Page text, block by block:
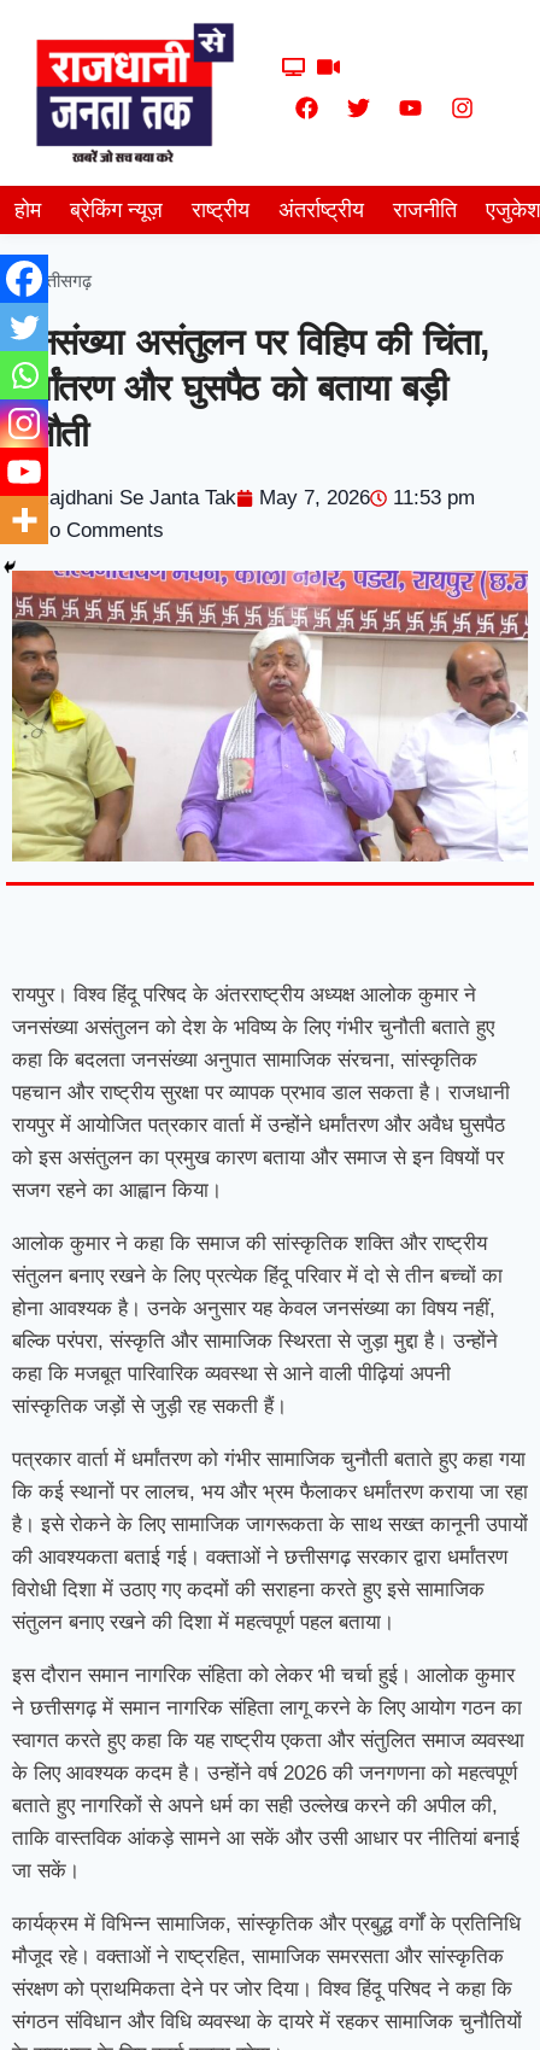
होम ब्रेकिंग न्यूज़ राष्ट्रीय अंतर्राष्ट्रीय राजनीति
छत्तीसगढ़
जनसंख्या असंतुलन पर विहिप की चिंता,
धर्मांतरण और घुसपैठ को बताया बड़ी
चुनौती
Rajdhani Se Janta Tak May 7, 2026
11:53 pm
No Comments
रायपुर। विश्व हिंदू परिषद के अंतरराष्ट्रीय अध्यक्ष आलोक कुमार ने
जनसंख्या असंतुलन को देश के भविष्य के लिए गंभीर चुनौती बताते हुए
कहा कि बदलता जनसंख्या अनुपात सामाजिक संरचना, सांस्कृतिक
पहचान और राष्ट्रीय सुरक्षा पर व्यापक प्रभाव डाल सकता है। राजधानी
रायपुर में आयोजित पत्रकार वार्ता में उन्होंने धर्मांतरण और अवैध घुसपैठ
को इस असंतुलन का प्रमुख कारण बताया और समाज से इन विषयों पर
सजग रहने का आह्वान किया।
आलोक कुमार ने कहा कि समाज की सांस्कृतिक शक्ति और राष्ट्रीय
संतुलन बनाए रखने के लिए प्रत्येक हिंदू परिवार में दो से तीन बच्चों का
होना आवश्यक है। उनके अनुसार यह केवल जनसंख्या का विषय नहीं,
बल्कि परंपरा, संस्कृति और सामाजिक स्थिरता से जुड़ा मुद्दा है। उन्होंने
कहा कि मजबूत पारिवारिक व्यवस्था से आने वाली पीढ़ियां अपनी
सांस्कृतिक जड़ों से जुड़ी रह सकती हैं।
पत्रकार वार्ता में धर्मांतरण को गंभीर सामाजिक चुनौती बताते हुए कहा गया
कि कई स्थानों पर लालच, भय और भ्रम फैलाकर धर्मांतरण कराया जा रहा
है। इसे रोकने के लिए सामाजिक जागरूकता के साथ सख्त कानूनी उपायों
की आवश्यकता बताई गई। वक्ताओं ने छत्तीसगढ़ सरकार द्वारा धर्मांतरण
विरोधी दिशा में उठाए गए कदमों की सराहना करते हुए इसे सामाजिक
संतुलन बनाए रखने की दिशा में महत्वपूर्ण पहल बताया।
इस दौरान समान नागरिक संहिता को लेकर भी चर्चा हुई। आलोक कुमार
ने छत्तीसगढ़ में समान नागरिक संहिता लागू करने के लिए आयोग गठन का
स्वागत करते हुए कहा कि यह राष्ट्रीय एकता और संतुलित समाज व्यवस्था
के लिए आवश्यक कदम है। उन्होंने वर्ष 2026 की जनगणना को महत्वपूर्ण
बताते हुए नागरिकों से अपने धर्म का सही उल्लेख करने की अपील की,
ताकि वास्तविक आंकड़े सामने आ सकें और उसी आधार पर नीतियां बनाई
जा सकें।
कार्यक्रम में विभिन्न सामाजिक, सांस्कृतिक और प्रबुद्ध वर्गों के प्रतिनिधि
मौजूद रहे। वक्ताओं ने राष्ट्रहित, सामाजिक समरसता और सांस्कृतिक
संरक्षण को प्राथमिकता देने पर जोर दिया। विश्व हिंदू परिषद ने कहा कि
संगठन संविधान और विधि व्यवस्था के दायरे में रहकर सामाजिक चुनौतियों